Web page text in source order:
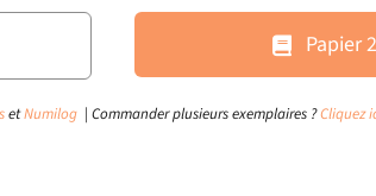
Papier
etNumilog | Commander plusieurs exemplaires ?Cliquez